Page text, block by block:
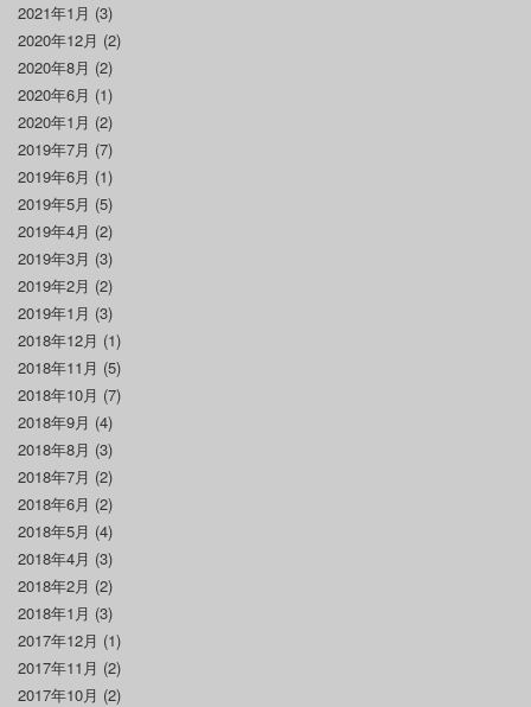
2021年1月 (3)
2020年12月 (2)
2020年8月 (2)
2020年6月 (1)
2020年1月 (2)
2019年7月 (7)
2019年6月 (1)
2019年5月 (5)
2019年4月 (2)
2019年3月 (3)
2019年2月 (2)
2019年1月 (3)
2018年12月 (1)
2018年11月 (5)
2018年10月 (7)
2018年9月 (4)
2018年8月 (3)
2018年7月 (2)
2018年6月 (2)
2018年5月 (4)
2018年4月 (3)
2018年2月 (2)
2018年1月 (3)
2017年12月 (1)
2017年11月 (2)
2017年10月 (2)